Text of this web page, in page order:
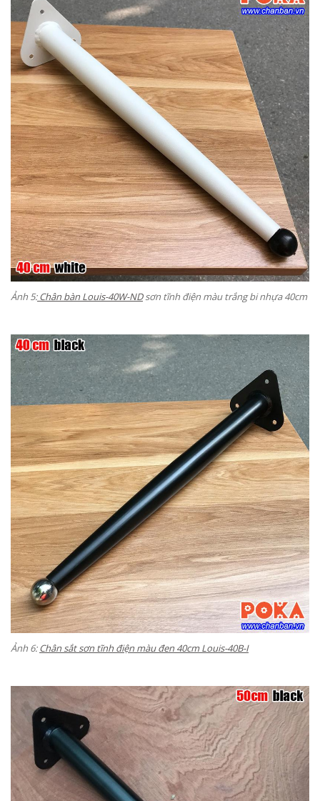
Ảnh 5:Chân bàn Louis-40W-NDsơn tĩnh điện màu trắng bi nhựa 40cm
Ảnh 6:Chân sắt sơn tĩnh điện màu đen 40cm Louis-40B-I